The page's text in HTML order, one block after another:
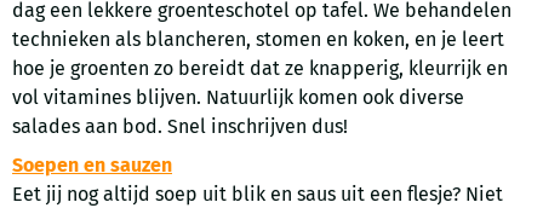
dag een lekkere groenteschotel op tafel. We behandelen
technieken als blancheren, stomen en koken, en je leert
hoe je groenten zo bereidt dat ze knapperig, kleurrijk en
vol vitamines blijven. Natuurlijk komen ook diverse
salades aan bod. Snel inschrijven dus!
Soepen en sauzen
Eet jij nog altijd soep uit blik en saus uit een flesje? Niet